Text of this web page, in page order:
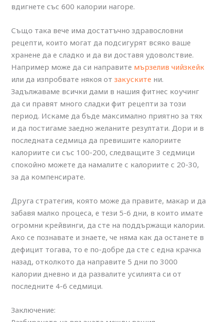
вдигнете със 600 калории нагоре.
Също така вече има достатъчно здравословни
рецепти, които могат да подсигурят всяко ваше
хранене да е сладко и да ви доставя удоволствие.
Например може да си направите мързелив чийзкейк
или да изпробвате някоя отзакуските ни.
Задължаваме всички дами в нашия фитнес коучинг
да си правят много сладки фит рецепти за този
период. Искаме да бъде максимално приятно за тях
и да постигаме заедно желаните резултати. Дори и в
последната седмица да превишите калориите
калориите си със 100-200, следващите 3 седмици
спокойно можете да намалите с калориите с 20-30,
за да компенсирате.
Друга стратегия, която може да правите, макар и да
забавя малко процеса, е тези 5-6 дни, в които имате
огромни крейвинги, да сте на поддържащи калории.
Ако се познавате и знаете, че няма как да останете в
дефицит тогава, то е по-добре да сте с една крачка
назад, отколкото да направите 5 дни по 3000
калории дневно и да развалите усилията си от
последните 4-6 седмици.
Заключение: